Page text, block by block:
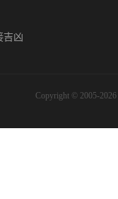
吉凶
Copyright © 2005-